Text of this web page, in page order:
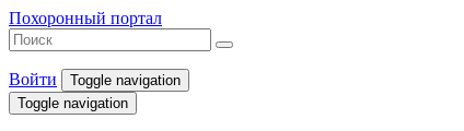
Похоронный портал
Войти
Toggle navigation
Toggle navigation